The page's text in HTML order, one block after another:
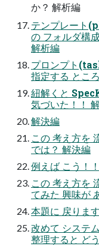
か？​ 解析編
テンプレート
の​ フォルダ構
解析編
プロンプト
指定する​ とこ
紐解くと​
気づいた！！​
解決編
この​ 考え方を​
では？​ 解決編
例えば​ こう！
この​ 考え方を​
てみた​ 興味が​
本題に​ 戻りま
改めて​ システ
整理すると​ ど